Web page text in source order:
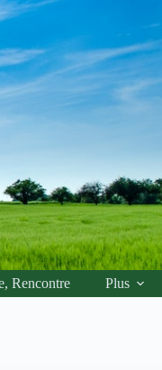
Rencontre Plus